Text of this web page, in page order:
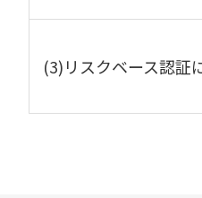
(3)リスクベース認証